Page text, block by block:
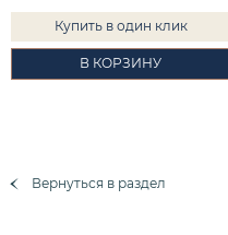
Купить в один клик
В КОРЗИНУ
Вернуться в раздел